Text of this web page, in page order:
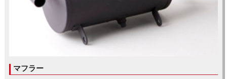
マフラー